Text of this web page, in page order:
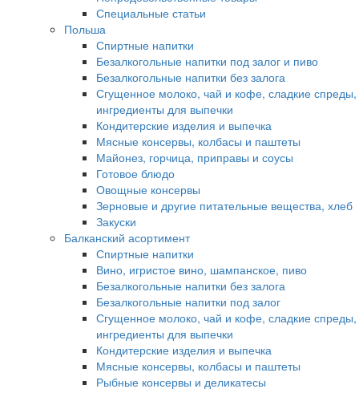
Специальные статьи
Польша
Спиртные напитки
Безалкогольные напитки под залог и пиво
Безалкогольные напитки без залога
Сгущенное молоко, чай и кофе, сладкие спреды,
ингредиенты для выпечки
Кондитерские изделия и выпечка
Мясные консервы, колбасы и паштеты
Майонез, горчица, приправы и соусы
Готовое блюдо
Овощные консервы
Зерновые и другие питательные вещества, хлеб
Закуски
Балканский асортимент
Спиртные напитки
Вино, игристое вино, шампанское, пиво
Безалкогольные напитки без залога
Безалкогольные напитки под залог
Сгущенное молоко, чай и кофе, сладкие спреды,
ингредиенты для выпечки
Кондитерские изделия и выпечка
Мясные консервы, колбасы и паштеты
Рыбные консервы и деликатесы